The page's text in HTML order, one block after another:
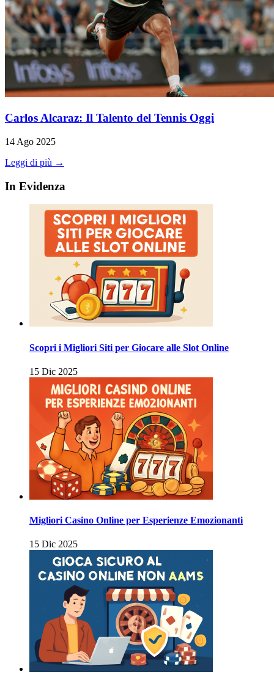
Carlos Alcaraz: Il Talento del Tennis Oggi
14 Ago 2025
Leggi di più →
In Evidenza
Scopri i Migliori Siti per Giocare alle Slot Online
15 Dic 2025
Migliori Casino Online per Esperienze Emozionanti
15 Dic 2025